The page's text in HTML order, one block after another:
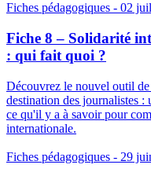
Fiches pédagogiques - 02
Fiche 8 – Solidarité
: qui fait quoi ?
Découvrez le nouvel outil
destination des journalistes :
ce qu'il y a à savoir pour
internationale.
Fiches pédagogiques - 29